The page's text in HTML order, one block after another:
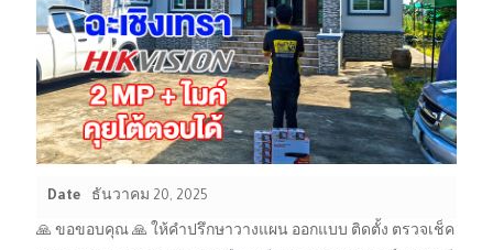
Date ธันวาคม 20, 2025
🙏 ขอขอบคุณ 🙏 ให้คำปรึกษาวางแผน ออกแบบ ติดตั้ง ตรวจเช็ค